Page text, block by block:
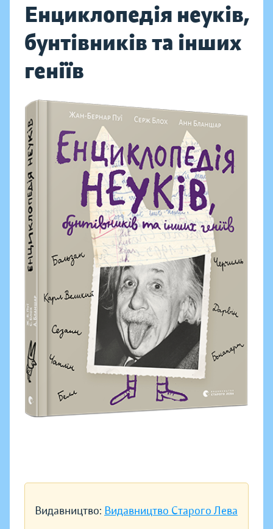
Енциклопедія неуків,
бунтівників та інших
геніїв
Видавництво: Видавництво Старого Лева